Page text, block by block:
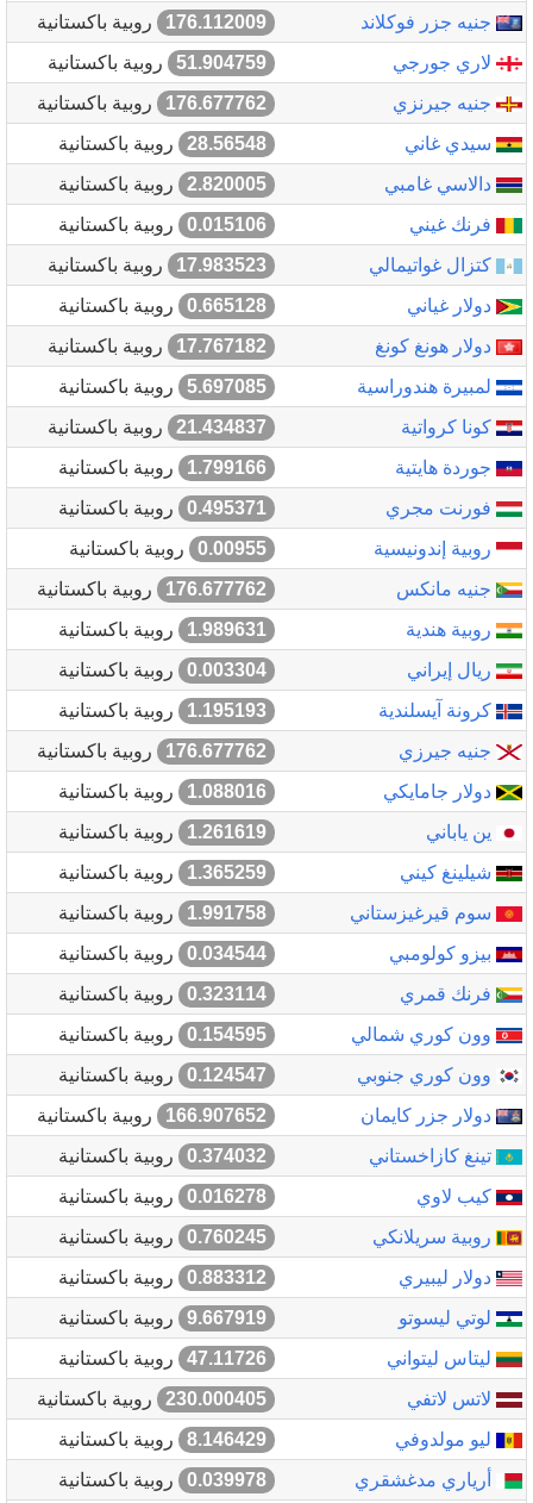
جنيه جزر فوكلاند 176.112009
روبية باكستانية
لاري جورجي
51.904759
روبية باكستانية
جنيه جيرنزي
176.677762
روبية باكستانية
سيدي غاني
28.56548
روبية باكستانية
دالاسي غامبي
2.820005
روبية باكستانية
فرنك غيني
0.015106
روبية باكستانية
كتزال غواتيمالي
17.983523
روبية باكستانية
دولار غياني
0.665128
روبية باكستانية
دولار هونغ كونغ
17.767182
روبية باكستانية
لمبيرة هندوراسية
5.697085
روبية باكستانية
كونا كرواتية
21.434837
روبية باكستانية
جوردة هايتية
1.799166
روبية باكستانية
فورنت مجري
0.495371
روبية باكستانية
روبية إندونيسية
0.00955
روبية باكستانية
جنيه مانكس
176.677762
روبية باكستانية
روبية هندية
1.989631
روبية باكستانية
ريال إيراني
0.003304
روبية باكستانية
كرونة آيسلندية
1.195193
روبية باكستانية
جنيه جيرزي
176.677762
روبية باكستانية
دولار جامايكي
1.088016
روبية باكستانية
ين ياباني
1.261619
روبية باكستانية
شيلينغ كيني
1.365259
روبية باكستانية
سوم قيرغيزستاني
1.991758
روبية باكستانية
بيزو كولومبي
0.034544
روبية باكستانية
فرنك قمري
0.323114
روبية باكستانية
وون كوري شمالي
0.154595
روبية باكستانية
وون كوري جنوبي
0.124547
روبية باكستانية
دولار جزر كايمان
166.907652
روبية باكستانية
تينغ كازاخستاني
0.374032
روبية باكستانية
كيب لاوي
0.016278
روبية باكستانية
روبية سريلانكي
0.760245
روبية باكستانية
دولار ليبيري
0.883312
روبية باكستانية
لوتي ليسوتو
9.667919
روبية باكستانية
ليتاس ليتواني
47.11726
روبية باكستانية
لاتس لاتفي
230.000405
روبية باكستانية
ليو مولدوفي
8.146429
روبية باكستانية
أرياري مدغشقري
0.039978
روبية باكستانية